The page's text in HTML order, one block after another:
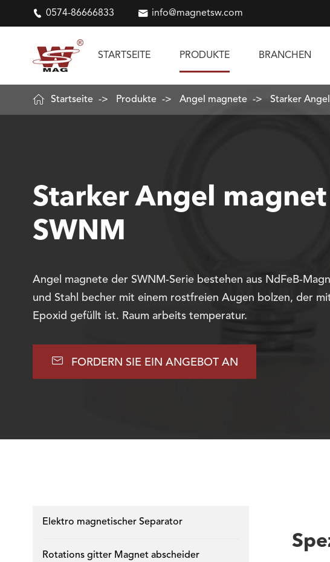
 0574-86666833  info@magnetsw.com
STARTSEITE PRODUKTE BRANCHEN
 Startseite Produkte Angel magnete Starker
Starker Angel magnet
SWNM
Angel magnete der SWNM-Serie bestehen aus NdFeB-
und Stahl becher mit einem rostfreien Augen bolzen, der
Epoxid gefüllt ist. Raum arbeits temperatur.
 FORDERN SIE EIN ANGEBOT AN
Elektro magnetischer Separator
Rotations gitter Magnet abscheider